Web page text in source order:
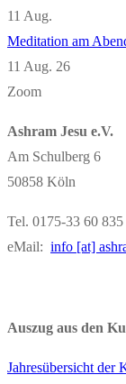
11 Aug.
Meditation am
11 Aug. 26
Zoom
Ashram Jesu e.V.
Am Schulberg 6
50858 Köln
Tel. 0175-33 60 835
eMail: info [at]
Auszug aus den
Jahresübersicht der